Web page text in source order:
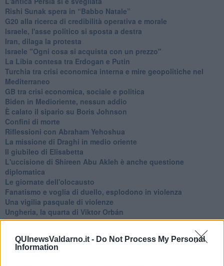
QUInewsValdarno.it - Do Not Process My Personal
Information
Rishi Sunak spera in “Babbo Natale”
G20 alla ricerca di credibilità operativa e morale
Israele, l'asse politico si sposta a destra
Iran, dilaga la protesta
Israele "Ogni cosa si acquista con un prezzo"
La Libia contesa tra Erdogan e Putin
Turchia tra crisi economica interna e mire geopolitiche nel
Mediterraneo
GB tra crisi economica, sociale e politica
Biden in Medioriente, nessun addio
È calato il sipario su Boris Johnson
Confini di morte
Riflessioni con Abraham Yehoshua
La missione di Draghi in medio oriente
Il giubileo di Elisabetta
L'uccisione di Shireen Abu Akleh è anche questione
diplomatica
Le giornate dell'olocausto
Fanatismo e voglia di duello, esplodono in violenza
Una vigilia pasquale di violenze
Ungheria, la quarta di Viktor Orbán
Ramadan con nuovi attacchi terroristici
Guerra in Ucraina, la diplomazia Usa Cina
Guerra Ucraina, la pseudo neutralità di Bennet